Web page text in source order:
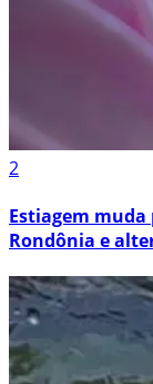
2
Estiagem
Rondônia e